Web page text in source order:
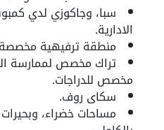
سبا، وجاكوزي لدي
الادارية.
منطقة ترفيهية
تراك مخصص لممارسة
مخصص للدراجات.
سكاى روف.
مساحات خضراء،